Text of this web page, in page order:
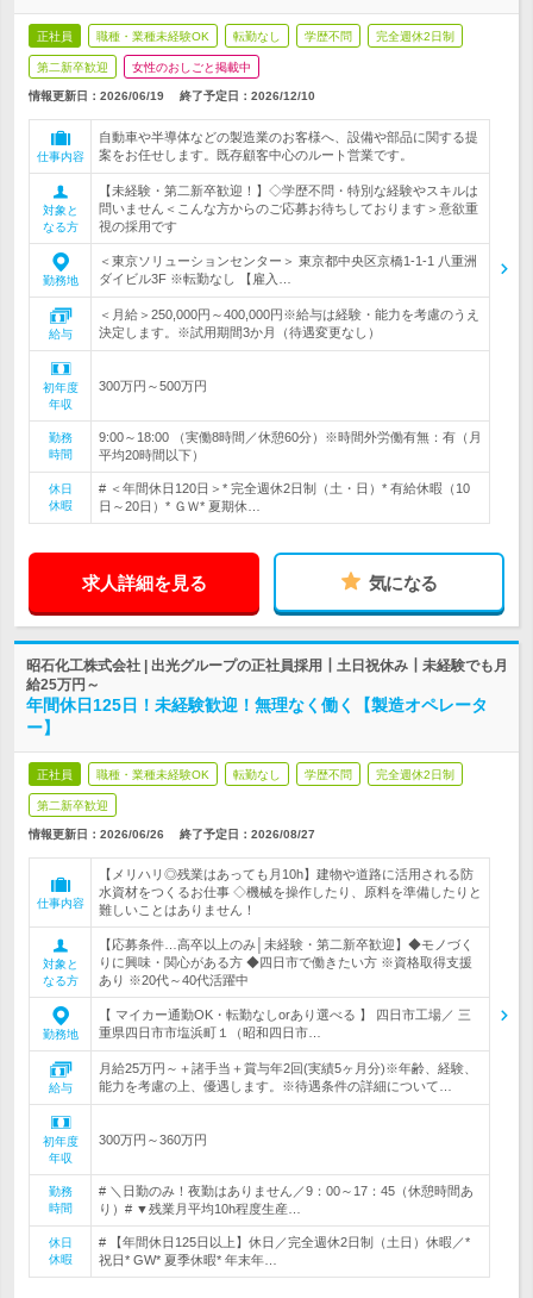
正社員 職種・業種未経験OK 転勤なし 学歴不問 完全週休2日制
第二新卒歓迎 女性のおしごと掲載中
情報更新日：2026/06/19 終了予定日： 2026/12/10
仕事内容
自動車や半導体などの製造業のお客様へ、設備や部品に関する提
案をお任せします。既存顧客中心のルート営業です。
対象と
なる方
【未経験・第二新卒歓迎！】◇学歴不問・特別な経験やスキルは
問いません＜こんな方からのご応募お待ちしております＞意欲重
視の採用です
勤務地
＜東京ソリューションセンター＞ 東京都中央区京橋1-1-1 八重洲
ダイビル3F ※転勤なし 【雇入…
給与
＜月給＞250,000円～400,000円※給与は経験・能力を考慮のうえ
決定します。※試用期間3か月（待遇変更なし）
初年度
年収
300万円～500万円
勤務
時間
9:00～18:00 （実働8時間／休憩60分）※時間外労働有無：有（月
平均20時間以下）
休日
休暇
# ＜年間休日120日＞* 完全週休2日制（土・日）* 有給休暇（10
日～20日）* ＧＷ* 夏期休…
求人詳細を見る 気になる
昭石化工株式会社 | 出光グループの正社員採用┃土日祝休み┃未経験でも月
給25万円～
年間休日125日！未経験歓迎！無理なく働く【製造オペレータ
ー】
正社員 職種・業種未経験OK 転勤なし 学歴不問 完全週休2日制
第二新卒歓迎
情報更新日：2026/06/26 終了予定日： 2026/08/27
仕事内容
【メリハリ◎残業はあっても月10h】建物や道路に活用される防
水資材をつくるお仕事 ◇機械を操作したり、原料を準備したりと
難しいことはありません！
対象と
なる方
【応募条件…高卒以上のみ│未経験・第二新卒歓迎】◆モノづく
りに興味・関心がある方 ◆四日市で働きたい方 ※資格取得支援
あり ※20代～40代活躍中
勤務地
【 マイカー通勤OK・転勤なしorあり選べる 】 四日市工場／ 三
重県四日市市塩浜町１（昭和四日市…
給与
月給25万円～＋諸手当＋賞与年2回(実績5ヶ月分)※年齢、経験、
能力を考慮の上、優遇します。※待遇条件の詳細について…
初年度
年収
300万円～360万円
勤務
時間
# ＼日勤のみ！夜勤はありません／9：00～17：45（休憩時間あ
り）# ▼残業月平均10h程度生産…
休日
休暇
# 【年間休日125日以上】休日／完全週休2日制（土日）休暇／*
祝日* GW* 夏季休暇* 年末年…